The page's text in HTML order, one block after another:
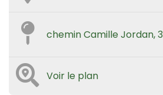
chemin Camille Jordan, 3
Voir le plan